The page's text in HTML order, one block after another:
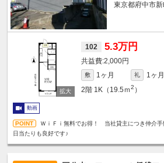
東京都府中市新
102 5.3万円
2,000円
敷 1ヶ月 礼
1ヶ月
2階 1K（19.5ｍ2 ）
動画
ＷｉＦｉ無料でお得！ 当社貸主につき仲介手
日当たりも良好です♪